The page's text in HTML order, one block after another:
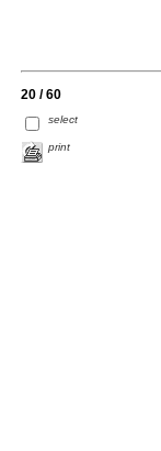
20 / 60
select
print